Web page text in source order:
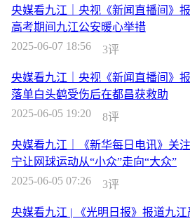
央媒看九江｜央视《新闻直播间》
高考期间九江公安暖心举措
2025-06-07 18:56
3评
央媒看九江｜央视《新闻直播间》
落单白头鹤受伤后在都昌获救助
2025-06-05 19:20
8评
央媒看九江｜《新华每日电讯》关
宁让网球运动从“小众”走向“大众”
2025-06-05 07:26
3评
央媒看九江 | 《光明日报》报道九江